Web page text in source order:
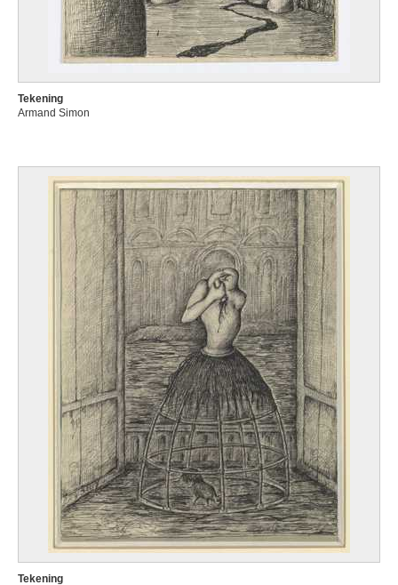
Tekening
Armand Simon
Tekening